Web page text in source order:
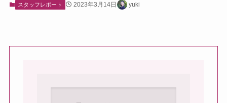
スタッフレポート 2023年3月14日 yuki